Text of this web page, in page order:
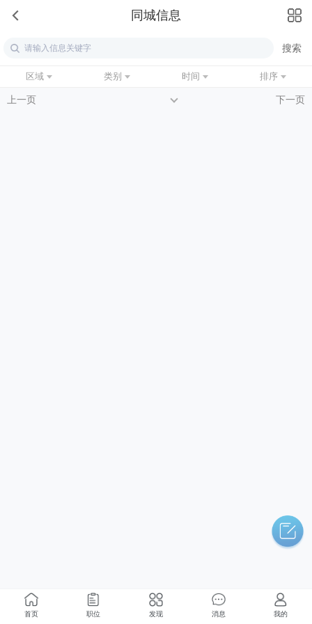
同城信息
区域 类别 时间 排序
上一页 下一页
首页 职位 发现 消息 我的